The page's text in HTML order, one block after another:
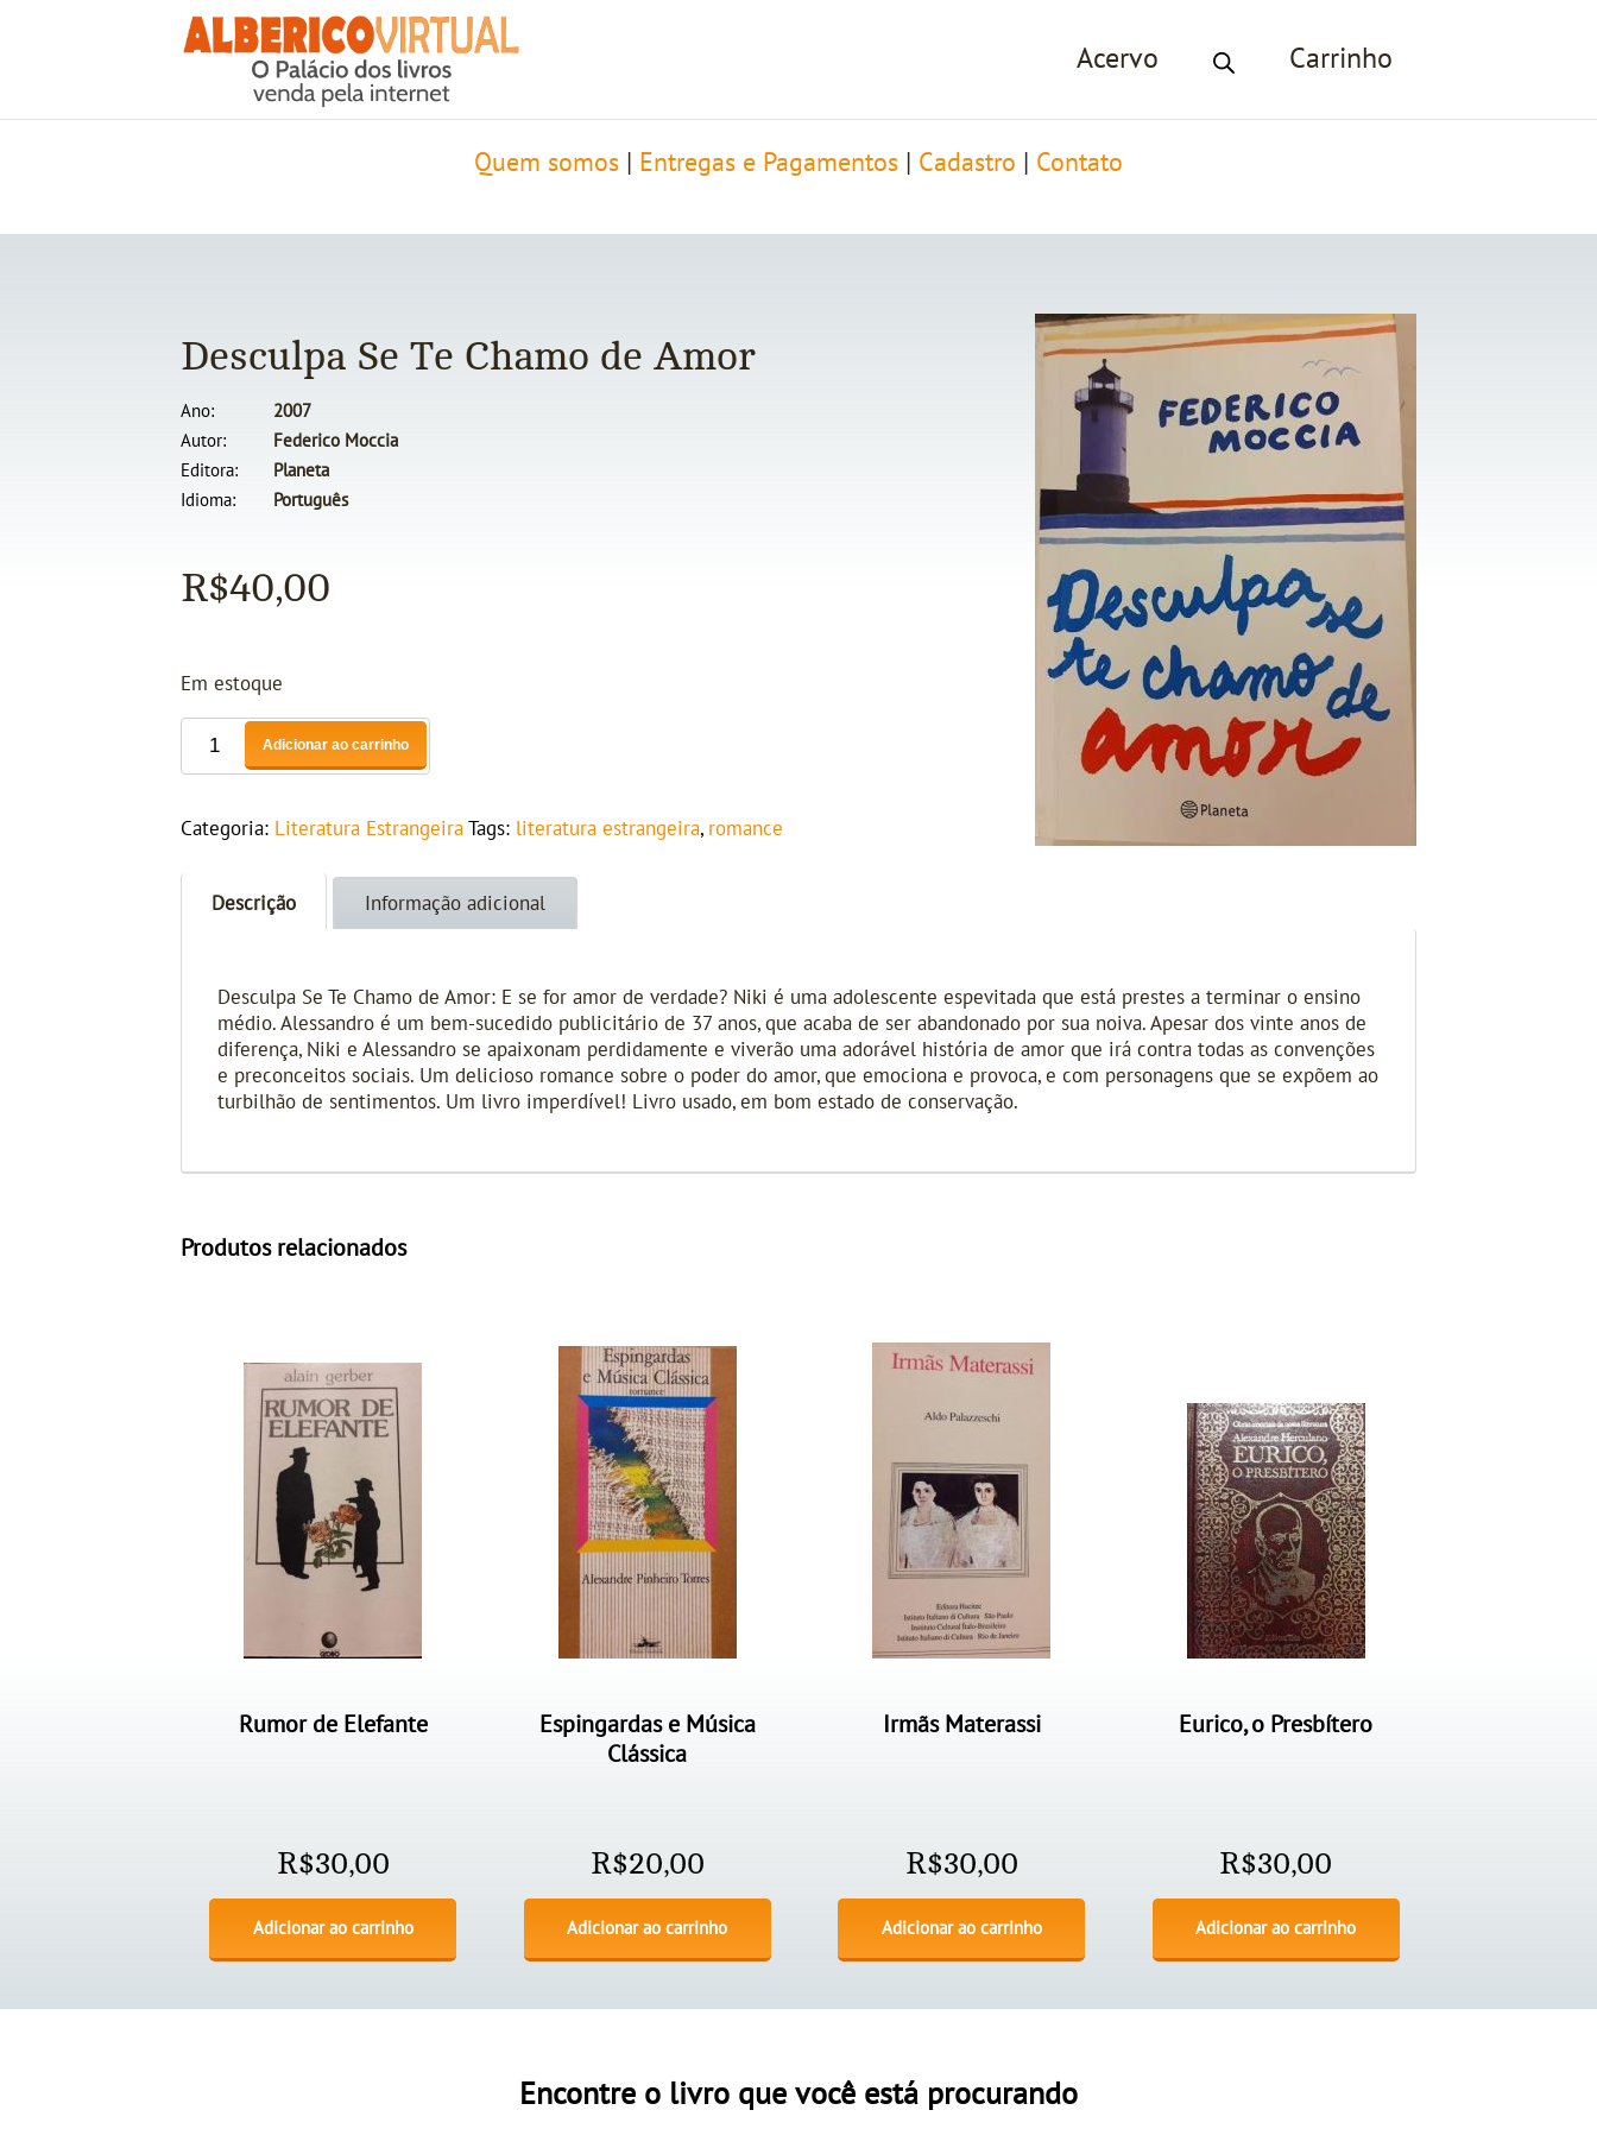
Acervo Carrinho
Quem somos Entregas e Pagamentos Cadastro Contato
Desculpa Se Te Chamo de Amor
Ano
2007
Autor
Federico Moccia
Editora
Planeta
Idioma
Português
R$40,00
Em estoque
Adicionar ao carrinho
Categoria: Literatura Estrangeira Tags: literatura estrangeira, romance
Descrição Informação adicional
Desculpa Se Te Chamo de Amor: E se for amor de verdade? Niki é uma adolescente espevitada que está prestes a terminar o ensino
médio. Alessandro é um bem-sucedido publicitário de 37 anos, que acaba de ser abandonado por sua noiva. Apesar dos vinte anos de
diferença, Niki e Alessandro se apaixonam perdidamente e viverão uma adorável história de amor que irá contra todas as convenções
e preconceitos sociais. Um delicioso romance sobre o poder do amor, que emociona e provoca, e com personagens que se expõem ao
turbilhão de sentimentos. Um livro imperdível! Livro usado, em bom estado de conservação.
Produtos relacionados
Rumor de Elefante
R$30,00
Adicionar ao carrinho
Espingardas e Música
Clássica
R$20,00
Adicionar ao carrinho
Irmãs Materassi
R$30,00
Adicionar ao carrinho
Eurico, o Presbítero
R$30,00
Adicionar ao carrinho
Encontre o livro que você está procurando